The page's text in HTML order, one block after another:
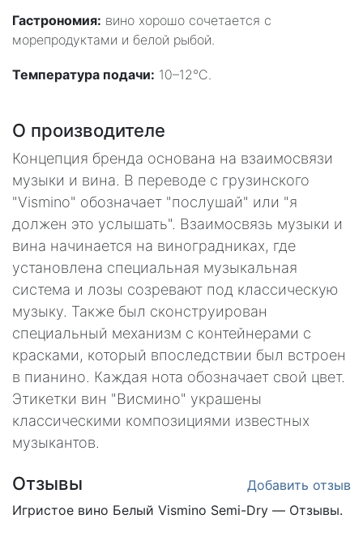
Гастрономия: вино хорошо сочетается с
морепродуктами и белой рыбой.
Температура подачи: 10–12°C.
О производителе
Концепция бренда основана на взаимосвязи
музыки и вина. В переводе с грузинского
"Vismino" обозначает "послушай" или "я
должен это услышать". Взаимосвязь музыки и
вина начинается на виноградниках, где
установлена специальная музыкальная
система и лозы созревают под классическую
музыку. Также был сконструирован
специальный механизм с контейнерами с
красками, который впоследствии был встроен
в пианино. Каждая нота обозначает свой цвет.
Этикетки вин "Висмино" украшены
классическими композициями известных
музыкантов.
Отзывы
Добавить отзыв
Игристое вино Белый Vismino Semi-Dry — Отзывы.